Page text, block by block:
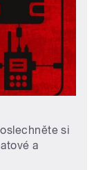
si
a